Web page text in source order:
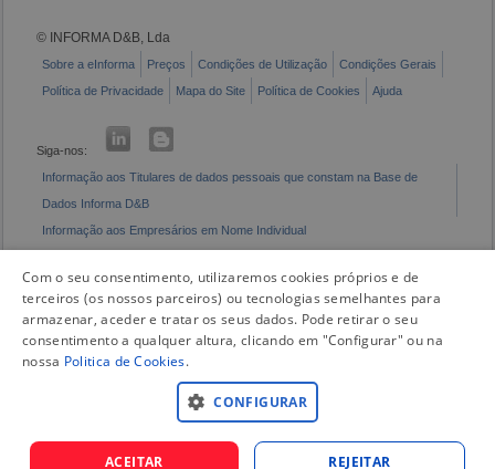
© INFORMA D&B, Lda
Sobre a eInforma Preços Condições de Utilização
Condições Gerais
Política de Privacidade
Mapa do Site Política de Cookies Ajuda
Siga-nos:
Informação aos Titulares de dados pessoais que constam na Base de
Dados Informa D&B
Informação aos Empresários em Nome Individual
Com o seu consentimento, utilizaremos cookies próprios e de
terceiros (os nossos parceiros) ou tecnologias semelhantes para
armazenar, aceder e tratar os seus dados. Pode retirar o seu
consentimento a qualquer altura, clicando em "Configurar" ou na
nossa Politica de Cookies.
CONFIGURAR
ACEITAR REJEITAR